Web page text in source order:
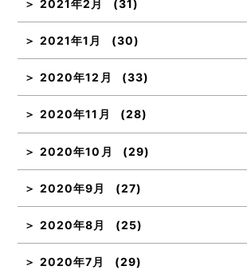
2021年2月 (31)
2021年1月 (30)
2020年12月 (33)
2020年11月 (28)
2020年10月 (29)
2020年9月 (27)
2020年8月 (25)
2020年7月 (29)